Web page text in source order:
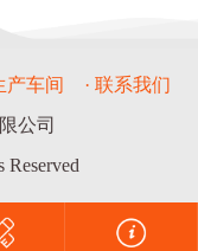
产车间
· 联系我们
公司